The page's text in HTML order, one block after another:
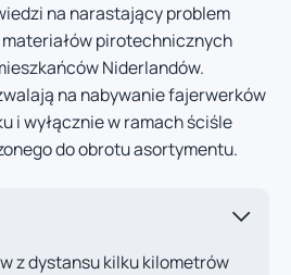
na narastający problem
pirotechnicznych
Niderlandów.
na nabywanie fajerwerków
i wyłącznie w ramach ściśle
do obrotu asortymentu.
z dystansu kilku kilometrów